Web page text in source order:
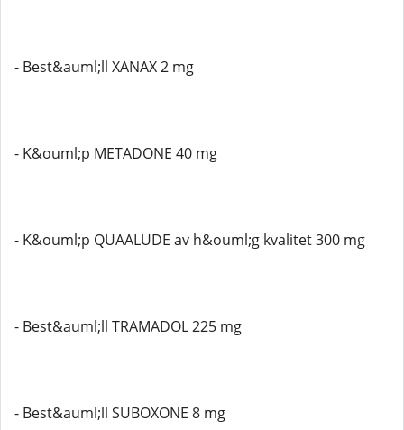
- Best&auml;ll XANAX 2 mg
- K&ouml;p METADONE 40 mg
- K&ouml;p QUAALUDE av h&ouml;g kvalitet 300 mg
- Best&auml;ll TRAMADOL 225 mg
- Best&auml;ll SUBOXONE 8 mg